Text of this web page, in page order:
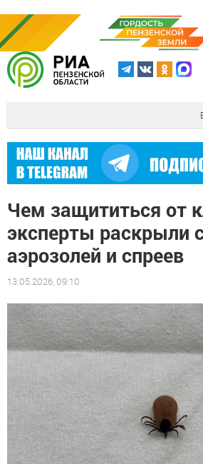
Чем защититься от
эксперты раскрыли
аэрозолей и спреев
13.05.2026, 09:10